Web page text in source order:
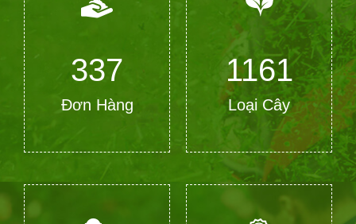
368
Đơn Hàng
1266
Loại Cây